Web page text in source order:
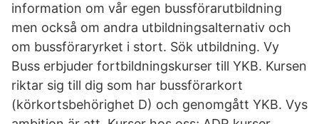
information om vår egen bussförarutbildning
men också om andra utbildningsalternativ och
om bussföraryrket i stort. Sök utbildning. Vy
Buss erbjuder fortbildningskurser till YKB. Kursen
riktar sig till dig som har bussförarkort
(körkortsbehörighet D) och genomgått YKB. Vys